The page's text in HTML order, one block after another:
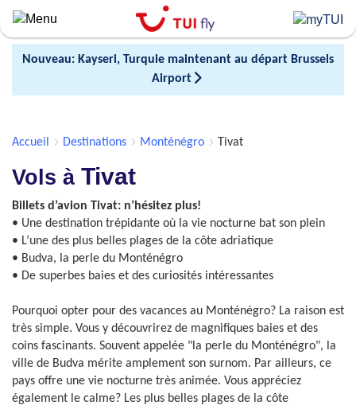
Skip
to
main
contentNouveau: Kayseri, Turquie maintenant au départ Brussels
Airport
Accueil Destinations Monténégro Tivat
Vols à Tivat
Billets d’avion Tivat: n’hésitez plus!
• Une destination trépidante où la vie nocturne bat son plein
• L’une des plus belles plages de la côte adriatique
• Budva, la perle du Monténégro
• De superbes baies et des curiosités intéressantes
Pourquoi opter pour des vacances au Monténégro? La raison est
très simple. Vous y découvrirez de magnifiques baies et des
coins fascinants. Souvent appelée "la perle du Monténégro", la
ville de Budva mérite amplement son surnom. Par ailleurs, ce
pays offre une vie nocturne très animée. Vous appréciez
également le calme? Les plus belles plages de la côte